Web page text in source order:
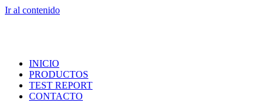
Ir al contenido
INICIO
PRODUCTOS
TEST REPORT
CONTACTO